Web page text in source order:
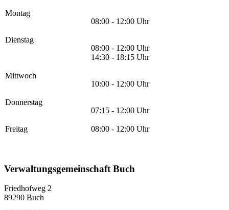
Montag
08:00 - 12:00 Uhr
Dienstag
08:00 - 12:00 Uhr
14:30 - 18:15 Uhr
Mittwoch
10:00 - 12:00 Uhr
Donnerstag
07:15 - 12:00 Uhr
Freitag 08:00 - 12:00 Uhr
Verwaltungsgemeinschaft Buch
Friedhofweg 2
89290 Buch